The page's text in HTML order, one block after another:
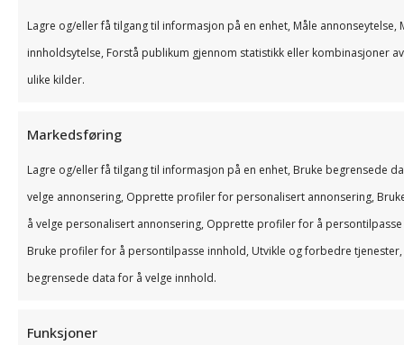
Lagre og/eller få tilgang til informasjon på en enhet, Måle annonseytelse,
innholdsytelse, Forstå publikum gjennom statistikk eller kombinasjoner
ulike kilder.
Markedsføring
Lagre og/eller få tilgang til informasjon på en enhet, Bruke begrensede
velge annonsering, Opprette profiler for personalisert annonsering,
å velge personalisert annonsering, Opprette profiler for å
Bruke profiler for å persontilpasse innhold, Utvikle og forbedre tjenester,
begrensede data for å velge innhold.
Funksjoner
for
alle
ansatte
utføre
oppgaver
om
de
er
på
På
og
logistikkmodul
deg
som
trenger
kontroll
eller
verktøy
med
Tripletex,
for
å
automatisere
for
prosjekter,
og
gir
god
oversikt
kan
på
mindre
tid,